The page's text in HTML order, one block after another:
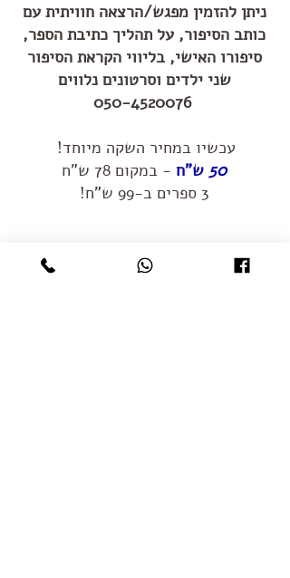
ניתן להזמין מפגש/הרצאה חוויתית עם
כותב הסיפור, על תהליך כתיבת הספר,
סיפורו האישי, בליווי הקראת הסיפור
שני ילדים וסרטונים נלווים
050-4520076
עכשיו במחיר השקה מיוחד!
50 ש"ח - במקום 78
ש"ח
3 ספרים ב-99 ש"ח!